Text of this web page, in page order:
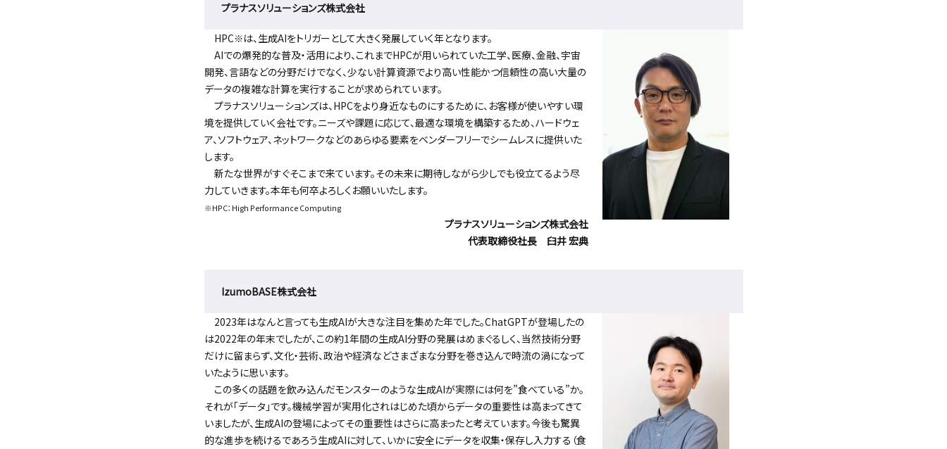
プラナスソリューションズ株式会社
HPC※は、生成AIをトリガーとして大きく発展していく年となります。
AIでの爆発的な普及・活用により、これまでHPCが用いられていた工学、医療、金融、宇宙
開発、言語などの分野だけでなく、少ない計算資源でより高い性能かつ信頼性の高い大量の
データの複雑な計算を実行することが求められています。
プラナスソリューションズは、HPCをより身近なものにするために、お客様が使いやすい環
境を提供していく会社です。ニーズや課題に応じて、最適な環境を構築するため、ハードウェ
ア、ソフトウェア、ネットワークなどのあらゆる要素をベンダーフリーでシームレスに提供いた
します。
新たな世界がすぐそこまで来ています。その未来に期待しながら少しでも役立てるよう尽
力していきます。本年も何卒よろしくお願いいたします。
※HPC：High Performance Computing
プラナスソリューションズ株式会社
代表取締役社長 臼井 宏典
IzumoBASE株式会社
2023年はなんと言っても生成AIが大きな注目を集めた年でした。ChatGPTが登場したの
は2022年の年末でしたが、この約1年間の生成AI分野の発展はめまぐるしく、当然技術分野
だけに留まらず、文化・芸術、政治や経済などさまざまな分野を巻き込んで時流の渦になって
いたように思います。
この多くの話題を飲み込んだモンスターのような生成AIが実際には何を”食べている”か。
それが「データ」です。機械学習が実用化されはじめた頃からデータの重要性は高まってきて
いましたが、生成AIの登場によってその重要性はさらに高まったと考えています。今後も驚異
的な進歩を続けるであろう生成AIに対して、いかに安全にデータを収集・保存し入力する（食